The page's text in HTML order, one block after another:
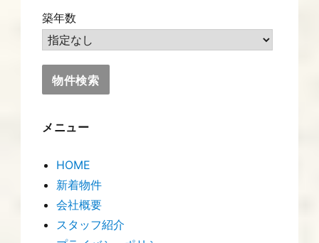
築年数
メニュー
HOME
新着物件
会社概要
スタッフ紹介